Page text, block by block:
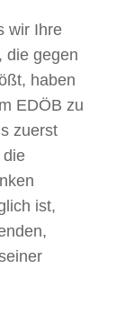
wir Ihre
die gegen
haben
EDÖB zu
zuerst
die
ist,